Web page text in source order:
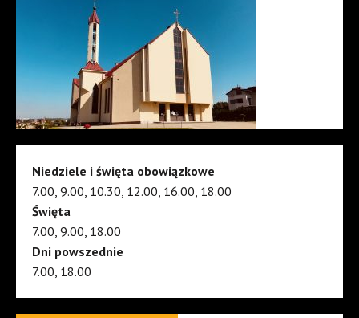
Niedziele i święta obowiązkowe
7.00, 9.00, 10.30, 12.00, 16.00, 18.00
Święta
7.00, 9.00, 18.00
Dni powszednie
7.00, 18.00